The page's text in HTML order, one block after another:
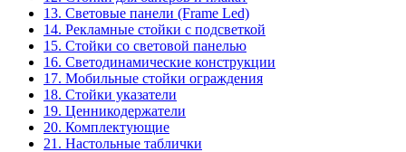
13. Световые панели (Frame Led)
14. Рекламные стойки с подсветкой
15. Стойки со световой панелью
16. Светодинамические конструкции
17. Мобильные стойки ограждения
18. Стойки указатели
19. Ценникодержатели
20. Комплектующие
21. Настольные таблички